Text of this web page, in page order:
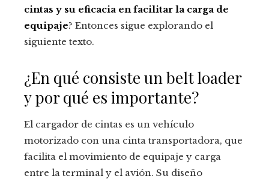
cintas y su eficacia en facilitar la carga de
equipaje? Entonces sigue explorando el
siguiente texto.
¿En qué consiste un belt loader
y por qué es importante?
El cargador de cintas es un vehículo
motorizado con una cinta transportadora, que
facilita el movimiento de equipaje y carga
entre la terminal y el avión. Su diseño